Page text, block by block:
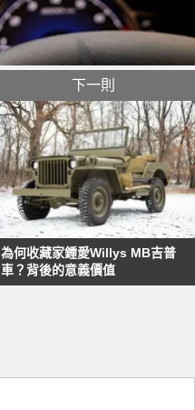
下一則
為何收藏家鍾愛Willys MB吉普
車？背後的意義價值